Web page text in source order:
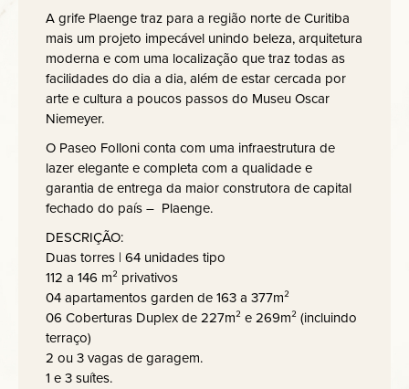
A grife Plaenge traz para a região norte de Curitiba
mais um projeto impecável unindo beleza, arquitetura
moderna e com uma localização que traz todas as
facilidades do dia a dia, além de estar cercada por
arte e cultura a poucos passos do Museu Oscar
Niemeyer.
O Paseo Folloni conta com uma infraestrutura de
lazer elegante e completa com a qualidade e
garantia de entrega da maior construtora de capital
fechado do país – Plaenge.
DESCRIÇÃO:
Duas torres | 64 unidades tipo
112 a 146 m² privativos
04 apartamentos garden de 163 a 377m²
06 Coberturas Duplex de 227m² e 269m² (incluindo
terraço)
2 ou 3 vagas de garagem.
1 e 3 suítes.